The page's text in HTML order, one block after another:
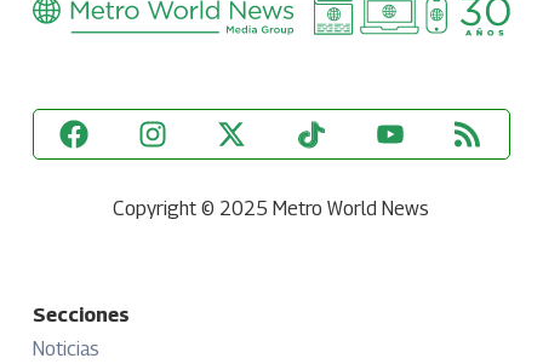
Copyright © 2025 Metro World News
Secciones
Noticias